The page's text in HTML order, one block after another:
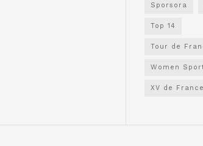
Sporsora
Top 14
Tour de
Women
XV de France